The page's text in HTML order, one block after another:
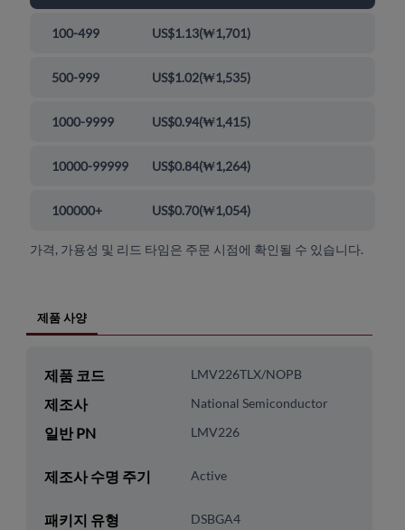
100-499 US$1.13(₩1,701)
500-999 US$1.02(₩1,535)
1000-9999 US$0.94(₩1,415)
10000-99999 US$0.84(₩1,264)
100000+ US$0.70(₩1,054)
가격, 가용성 및 리드 타임은 주문 시점에 확인될 수 있습니다.
제품 사양
제품 코드 LMV226TLX/NOPB
제조사 National Semiconductor
일반 PN LMV226
제조사 수명 주기 Active
패키지 유형 DSBGA4